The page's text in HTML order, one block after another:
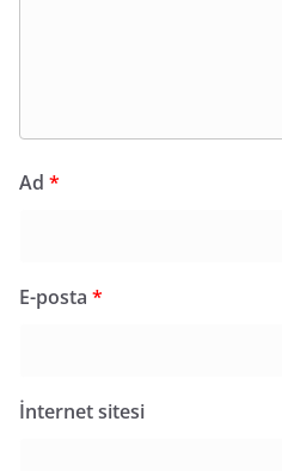
Ad *
E-posta *
İnternet sitesi